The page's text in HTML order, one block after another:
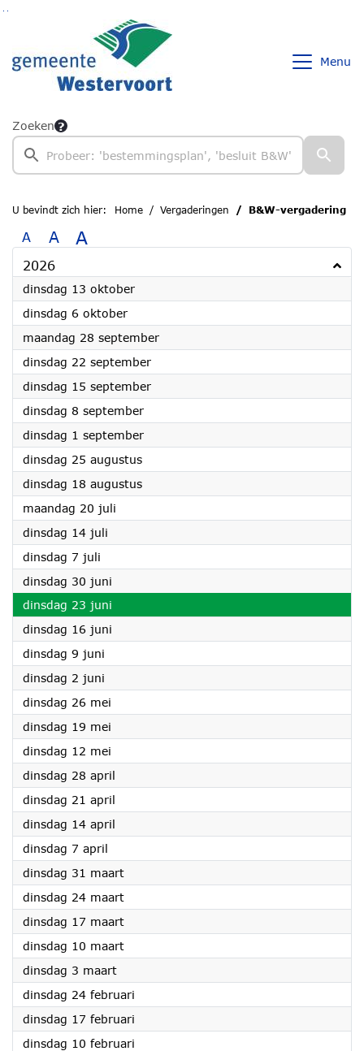
Ga naar de inhoud van deze pagina
Menu
Zoeken
U bevindt zich hier: Home Vergaderingen B&W-vergadering
A A A
2026
dinsdag 13 oktober2026
dinsdag 6 oktober2026
maandag 28 september2026
dinsdag 22 september2026
dinsdag 15 september2026
dinsdag 8 september2026
dinsdag 1 september2026
dinsdag 25 augustus2026
dinsdag 18 augustus2026
maandag 20 juli
dinsdag 14 juli
dinsdag 7 juli
dinsdag 30 juni
dinsdag 23 juni
dinsdag 16 juni
dinsdag 9 juni
dinsdag 2 juni
dinsdag 26 mei
dinsdag 19 mei
dinsdag 12 mei
dinsdag 28 april
dinsdag 21 april
dinsdag 14 april
dinsdag 7 april
dinsdag 31 maart2026
dinsdag 24 maart2026
dinsdag 17 maart2026
dinsdag 10 maart2026
dinsdag 3 maart2026
dinsdag 24 februari
dinsdag 17 februari
dinsdag 10 februari